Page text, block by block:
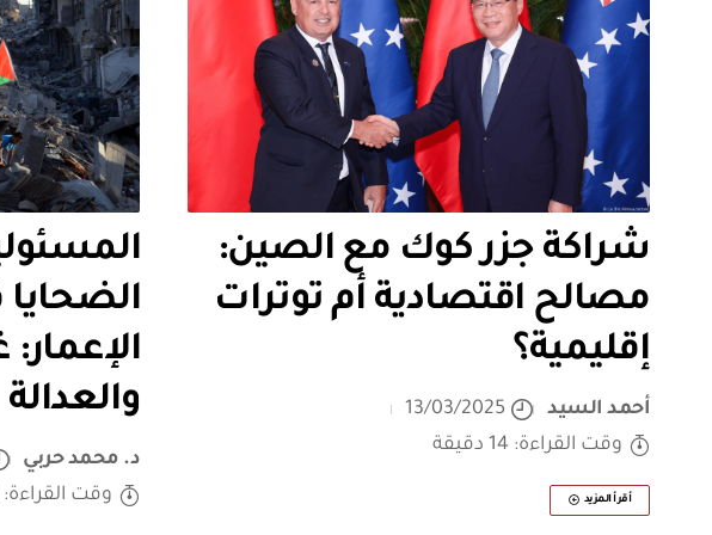
شراكة جزر كوك مع الصين:
مصالح اقتصادية أم توترات
إقليمية؟
أحمد السيد
13/03/2025
وقت القراءة: 14 دقيقة
أقرأ المزيد
والعدالة
د. محمد حربي
وقت القراءة: 18 دقيقة